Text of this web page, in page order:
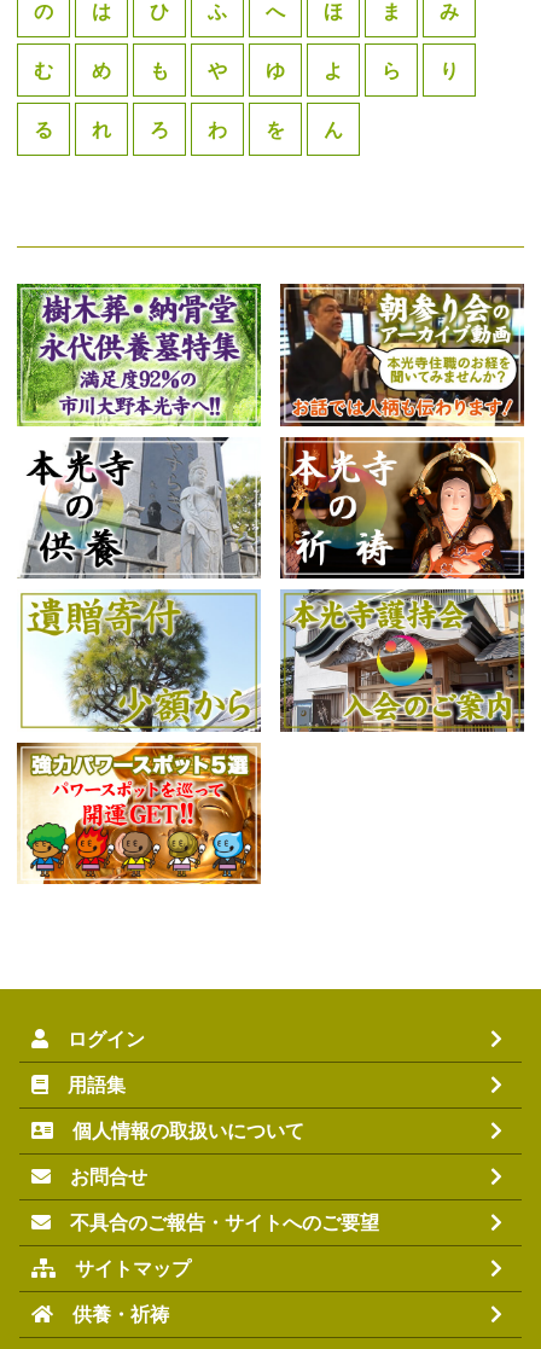
の は ひ ふ へ ほ ま み
む め も や ゆ よ ら り
る れ ろ わ を ん
ログイン
用語集
個人情報の取扱いについて
お問合せ
不具合のご報告・サイトへのご要望
サイトマップ
供養・祈祷